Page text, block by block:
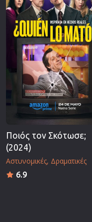
Ποιός τον Σκότωσε;
(2024)
Αστυνομικές Δραματικές
6.9